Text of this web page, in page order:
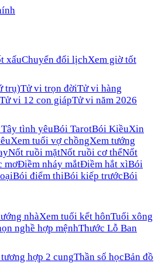
xấuChuyển đổi lịchXem giờ tốt
trụ)Tử vi trọn đờiTử vi hàng
Tử vi 12 con giápTử vi năm 2026
tình yêuBói TarotBói KiềuXin
Xem tuổi vợ chồngXem tướng
Nốt ruồi mặtNốt ruồi cơ thểNốt
mơĐiềm nháy mắtĐiềm hắt xìBói
Bói điểm thiBói kiếp trướcBói
nhàXem tuổi kết hônTuổi xông
nghề hợp mệnhThước Lỗ Ban
hợp 2 cungThần số họcBản đồ